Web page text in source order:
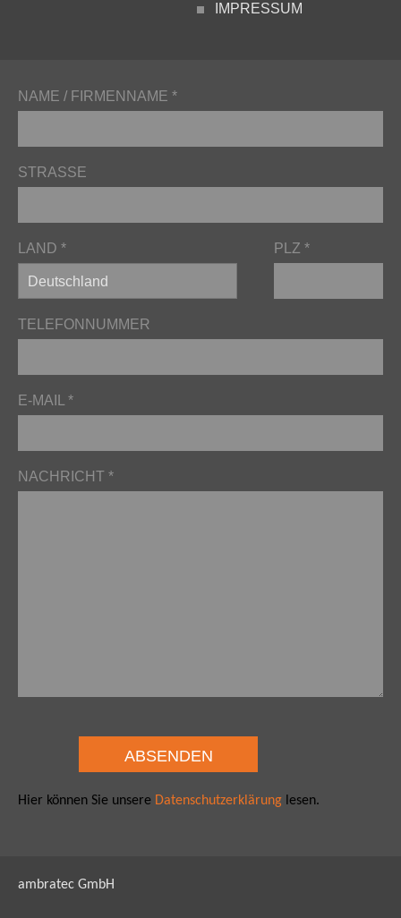
IMPRESSUM
NAME / FIRMENNAME *
STRASSE
LAND * PLZ *
TELEFONNUMMER
E-MAIL *
NACHRICHT *
Hier können Sie unsere Datenschutzerklärung lesen.
ambratec GmbH